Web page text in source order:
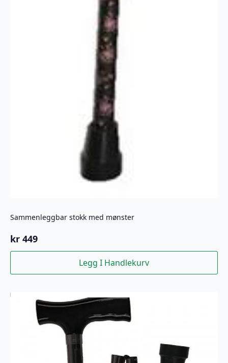
Sammenleggbar stokk med mønster
kr 449
Legg I Handlekurv